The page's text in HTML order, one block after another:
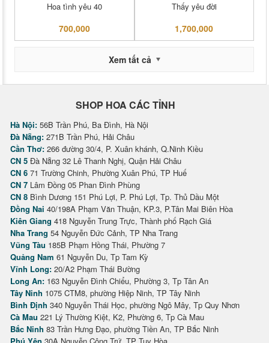
Hoa tình yêu 40
700,000
Thấy yêu đời
1,700,000
Xem tất cả
SHOP HOA CÁC TỈNH
Hà Nội: 56B Trần Phú, Ba Đình, Hà Nội
Đà Nẵng: 271B Trần Phú, Hải Châu
Cần Thơ: 266 đường 30/4, P. Xuân khánh, Q.Ninh Kiều
CN 5 Đà Nẵng 32 Lê Thanh Nghị, Quận Hải Châu
CN 6 71 Trường Chinh, Phường Xuân Phú, TP Huế
CN 7 Lâm Đồng 05 Phan Đình Phùng
CN 8 Bình Dương 151 Phú Lợi, P. Phú Lợi, Tp. Thủ Dầu Một
Đồng Nai 40/198A Phạm Văn Thuận, KP.3, P.Tân Mai Biên Hòa
Kiên Giang 418 Nguyễn Trung Trực, Thành phố Rạch Giá
Nha Trang 54 Nguyễn Đức Cảnh, TP Nha Trang
Vũng Tàu 185B Phạm Hồng Thái, Phường 7
Quảng Nam 61 Nguyễn Du, Tp Tam Kỳ
Vĩnh Long: 20/A2 Phạm Thái Bường
Long An: 163 Nguyễn Đình Chiểu, Phường 3, Tp Tân An
Tây Ninh 1075 CTM8, phường Hiệp Ninh, TP Tây Ninh
Bình Định 340 Nguyễn Thái Học, phường Ngô Mây, Tp Quy Nhơn
Cà Mau 221 Lý Thường Kiệt, K2, Phường 6, Tp Cà Mau
Bắc Ninh 83 Trần Hưng Đạo, phường Tiền An, TP Bắc Ninh